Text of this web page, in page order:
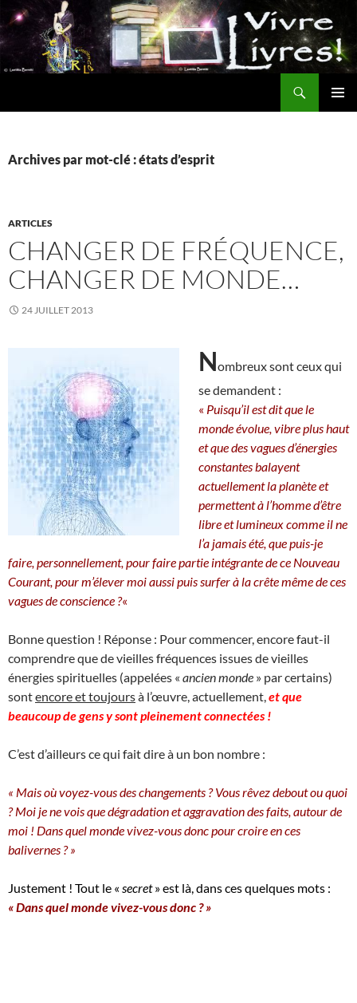
Aller
au
contenu
Archives par mot-clé : états d’esprit
ARTICLES
CHANGER DE FRÉQUENCE,
CHANGER DE MONDE…
24 JUILLET 2013
Nombreux sont ceux qui
se demandent :
« Puisqu’il est dit que le
monde évolue, vibre plus haut
et que des vagues d’énergies
constantes balayent
actuellement la planète et
permettent à l’homme d’être
libre et lumineux comme il ne
l’a jamais été, que puis-je
faire, personnellement, pour faire partie intégrante de ce Nouveau
Courant, pour m’élever moi aussi puis surfer à la crête même de ces
vagues de conscience ?«
Bonne question ! Réponse : Pour commencer, encore faut-il
comprendre que de vieilles fréquences issues de vieilles
énergies spirituelles (appelées « ancien monde » par certains)
sontencore et toujoursà l’œuvre, actuellement, et que
beaucoup de gens y sont pleinement connectées !
C’est d’ailleurs ce qui fait dire à un bon nombre :
« Mais où voyez-vous des changements ? Vous rêvez debout ou quoi
? Moi je ne vois que dégradation et aggravation des faits, autour de
moi ! Dans quel monde vivez-vous donc pour croire en ces
balivernes ? »
Justement ! Tout le « secret» est là, dans ces quelques mots :
« Dans quel monde vivez-vous donc ? »